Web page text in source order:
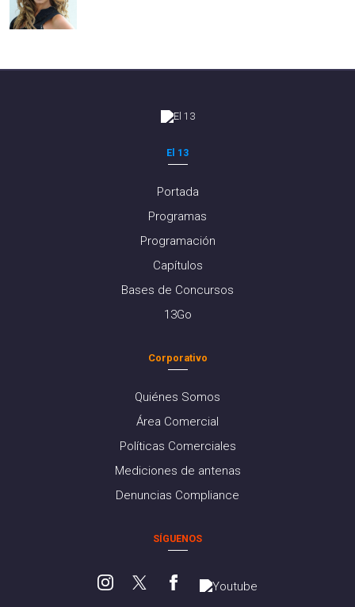
El 13
Portada
Programas
Programación
Capítulos
Bases de Concursos
13Go
Corporativo
Quiénes Somos
Área Comercial
Políticas Comerciales
Mediciones de antenas
Denuncias Compliance
SÍGUENOS